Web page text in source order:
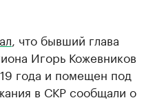
, что бывший глава
Игорь Кожевников
года и помещен под
в СКР сообщали о